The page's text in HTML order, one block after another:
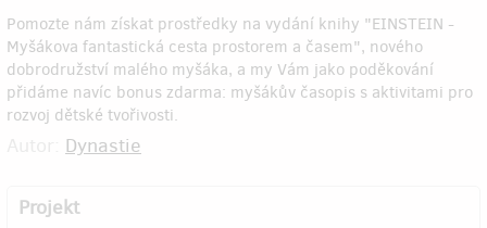
Pomozte nám získat prostředky na vydání knihy "EINSTEIN -
Myšákova fantastická cesta prostorem a časem", nového
dobrodružství malého myšáka, a my Vám jako poděkování
přidáme navíc bonus zdarma: myšákův časopis s aktivitami pro
rozvoj dětské tvořivosti.
Dynastie
Projekt